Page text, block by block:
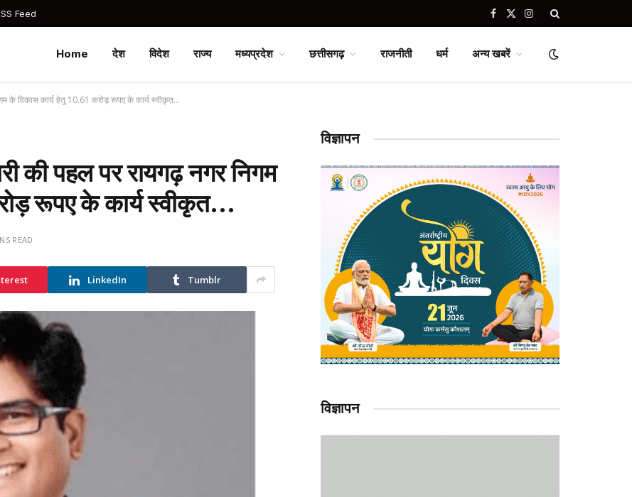
Feed Facebook
X
Instagram
Home देश विदेश राज्य मध्यप्रदेश छत्तीसगढ़ राजनीती धर्म अन्य खबरें
के विकास कार्य हेतु 10.61 करोड़ रूपए के कार्य स्वीकृत…
की पहल पर रायगढ़ नगर निगम
रूपए के कार्य स्वीकृत…
READ
LinkedIn Tumblr
विज्ञापन
विज्ञापन